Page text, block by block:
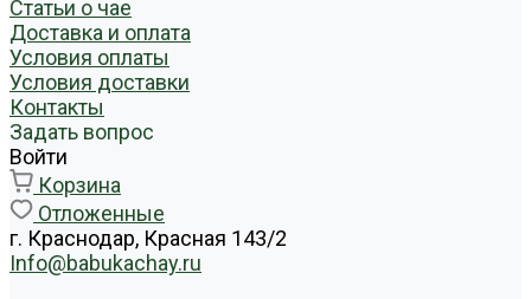
Статьи о чае
Доставка и оплата
Условия оплаты
Условия доставки
Контакты
Задать вопрос
Войти
Корзина
Отложенные
г. Краснодар, Красная 143/2
Info@babukachay.ru